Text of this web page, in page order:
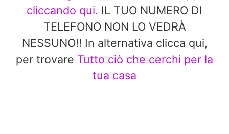
cliccando qui. IL TUO NUMERO DI
TELEFONO NON LO VEDRÀ
NESSUNO!! In alternativa clicca qui,
per trovare Tutto ciò che cerchi per la
tua casa